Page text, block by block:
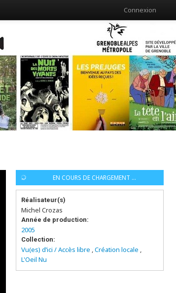
Connexion
EN COURS DE CHARGEMENT ...
Réalisateur(s)
Michel Crozas
Année de production:
2005
Collection:
Vu(es) d’ici / Accès libre ,Création locale ,
L'Oeil Nu